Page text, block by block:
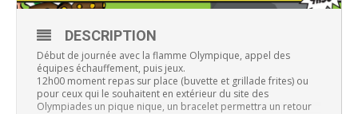
DESCRIPTION
Début de journée avec la flamme Olympique, appel des
équipes échauffement, puis jeux.
12h00 moment repas sur place (buvette et grillade frites) ou
pour ceux qui le souhaitent en extérieur du site des
Olympiades un pique nique, un bracelet permettra un retour